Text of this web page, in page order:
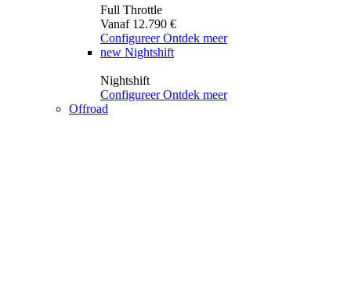
Full Throttle
Vanaf 12.790 €
Configureer Ontdek meer
new Nightshift
Nightshift
Configureer Ontdek meer
Offroad